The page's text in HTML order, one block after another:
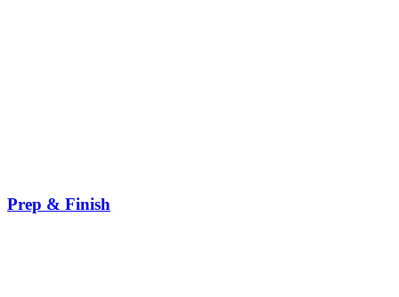
Prep & Finish